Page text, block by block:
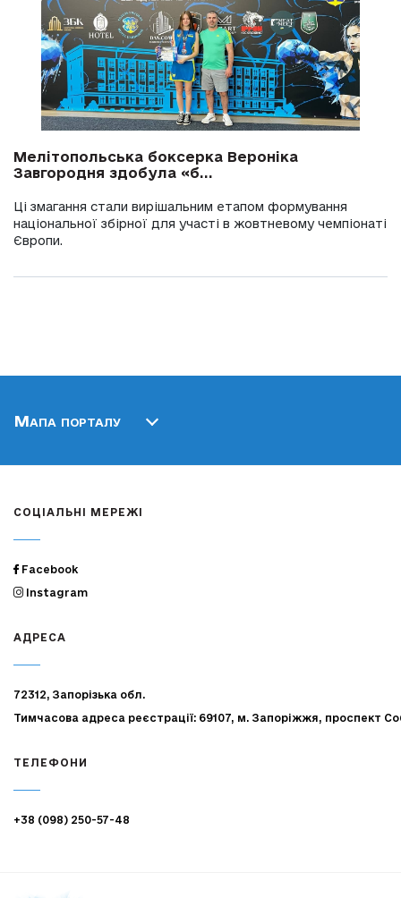
Мелітопольська боксерка Вероніка
Завгородня здобула «б...
Ці змагання стали вирішальним етапом формування
національної збірної для участі в жовтневому чемпіонаті
Європи.
Мапа порталу
СОЦІАЛЬНІ МЕРЕЖІ
Facebook
Instagram
АДРЕСА
72312, Запорізька обл.
Тимчасова адреса реєстрації: 69107, м. Запоріжжя, проспект
ТЕЛЕФОНИ
+38 (098) 250-57-48